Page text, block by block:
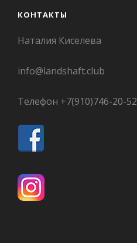
КОНТАКТЫ
Наталия Киселева
info@landshaft.club
Телефон +7(910)746-20-52